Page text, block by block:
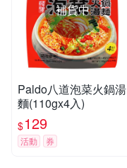
補貨中
Paldo八道泡菜火鍋湯
麵(110gx4入)
$129
活動 券